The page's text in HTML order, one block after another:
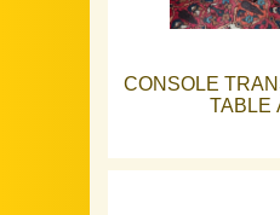
CONSOLE
TABLE